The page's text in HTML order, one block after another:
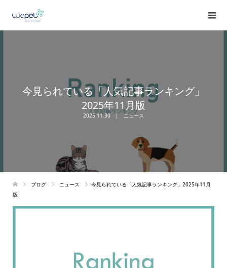
今見られている「人気記事ランキング」
2025年11月版
2025.11.30 ニュース
ブログ ニュース
今見られている「人気記事ランキング」2025年11月
版